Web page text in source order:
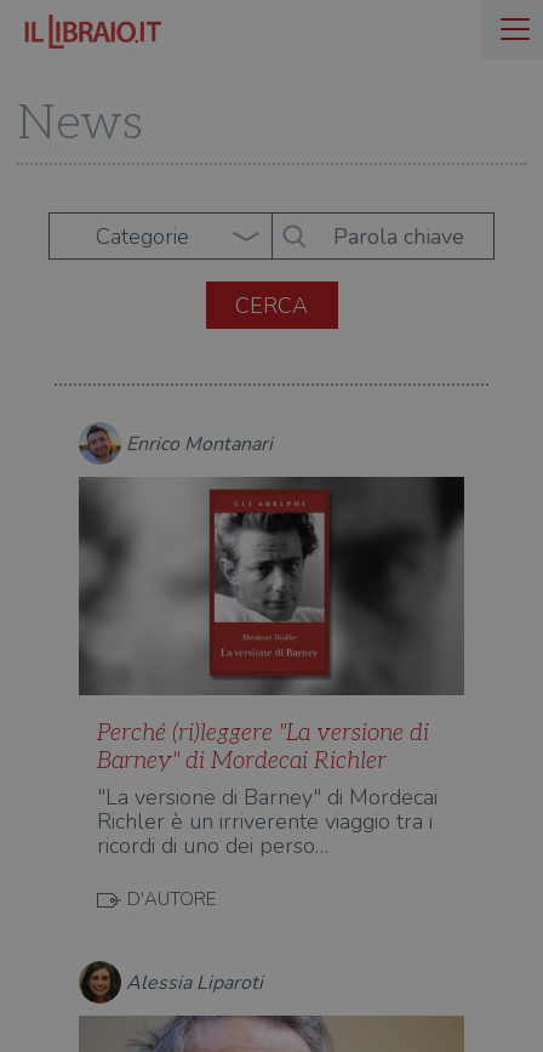
News
Categorie
Enrico Montanari
Perché (ri)leggere "La versione di
Barney" di Mordecai Richler
"La versione di Barney" di Mordecai
Richler è un irriverente viaggio tra i
ricordi di uno dei perso…
D'AUTORE
Alessia Liparoti